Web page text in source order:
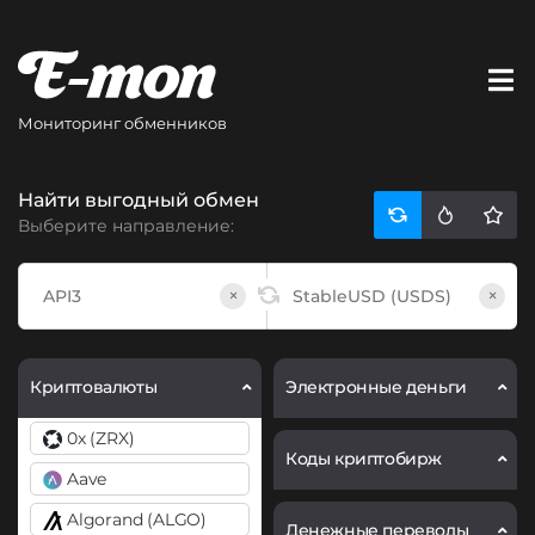
Мониторинг обменников
Найти выгодный обмен
Выберите направление:
× ×
Криптовалюты
0x (ZRX)
Aave
Algorand (ALGO)
Электронные деньги
Коды криптобирж
Денежные переводы